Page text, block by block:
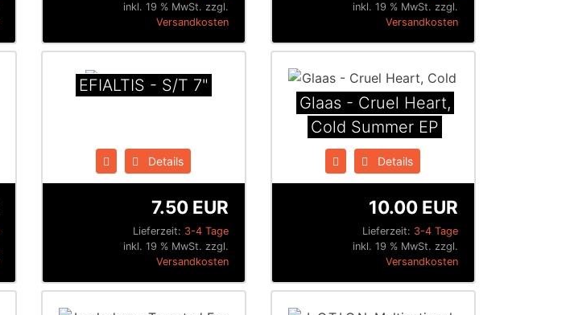
inkl. 19 % MwSt. zzgl.
Versandkosten
inkl. 19 % MwSt. zzgl.
Versandkosten
EFIALTIS - S/T 7"
Details
Lieferzeit: 3-4 Tage
7.50 EUR
inkl. 19 % MwSt. zzgl.
Versandkosten
Glaas - Cruel Heart,
Cold Summer EP
Details
Lieferzeit: 3-4 Tage
10.00 EUR
inkl. 19 % MwSt. zzgl.
Versandkosten